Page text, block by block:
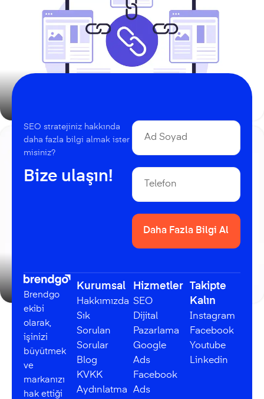
Yapılandırılmış Veri Nedir?
SEO stratejiniz hakkında
daha fazla bilgi almak ister
misiniz?
Bize ulaşın!
Daha Fazla Bilgi Al
Brendgo
ekibi
olarak,
işinizi
büyütmek
ve
markanızı
hak ettiği
Kurumsal
Hakkımızda
Sık
Sorulan
Sorular
Blog
KVKK
Aydınlatma
Hizmetler
SEO
Dijital
Pazarlama
Google
Ads
Facebook
Ads
Takipte
Kalın
Instagram
Facebook
Youtube
Linkedin